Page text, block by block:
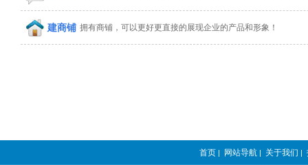
建商铺 拥有商铺，可以更好更直接的展现企业的产品和形象！
首页 | 网站导航 | 关于我们 |